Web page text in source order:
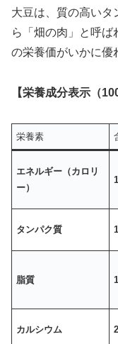
大豆は、質の高いタ
ら「畑の肉」と呼ば
の栄養価がいかに優
【栄養成分表示（
栄養素
エネルギー（カロリ
ー）
タンパク質
脂質
カルシウム